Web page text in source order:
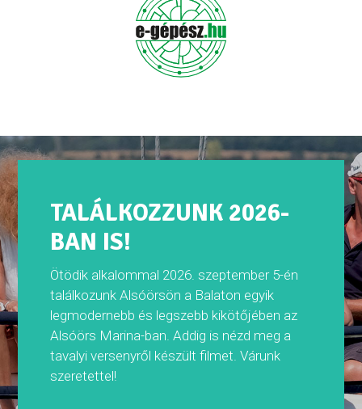
TALÁLKOZZUNK 2026-
BAN IS!
Ötödik alkalommal 2026. szeptember 5-én
találkozunk Alsóörsön a Balaton egyik
legmodernebb és legszebb kikötőjében az ​
Alsóörs Marina-ban.​ Addig is nézd meg a
tavalyi versenyről készült filmet. Várunk
szeretettel!